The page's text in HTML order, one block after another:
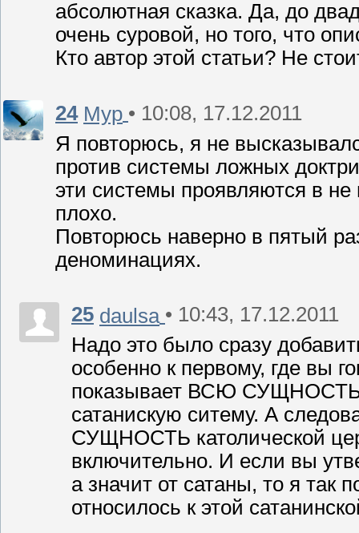
абсолютная сказка. Да, до
очень суровой, но того, что
Кто автор этой статьи? Не
24 Мур • 10:08, 17.12.2011
Я повторюсь, я не
против системы ложных
эти системы проявляются в не
плохо.
Повторюсь наверно в пятый
деноминациях.
25 daulsa • 10:43, 17.12.2011
Надо это было сразу
особенно к первому, где вы
показывает ВСЮ
сатанискую ситему. А
СУЩНОСТЬ католической
включительно. И если вы
а значит от сатаны, то я так
относилось к этой